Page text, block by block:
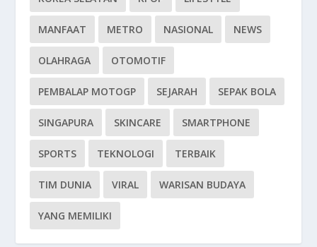
MANFAAT METRO NASIONAL NEWS
OLAHRAGA OTOMOTIF
PEMBALAP MOTOGP SEJARAH SEPAK BOLA
SINGAPURA SKINCARE SMARTPHONE
SPORTS TEKNOLOGI TERBAIK
TIM DUNIA VIRAL WARISAN BUDAYA
YANG MEMILIKI